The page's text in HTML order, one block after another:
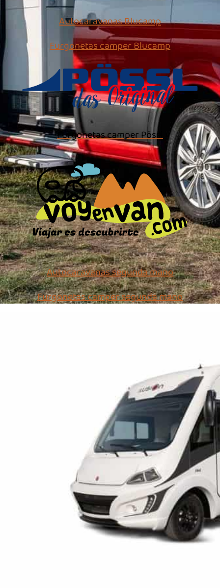
Autocaravanas Blucamp
Furgonetas camper Blucamp
Furgonetas camper Pössl
Autocaravanas segunda mano
Furgonetas camper segunda mano